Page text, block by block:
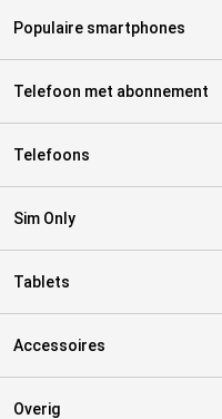
Populaire smartphones
Telefoon met abonnement
Telefoons
Sim Only
Tablets
Accessoires
Overig